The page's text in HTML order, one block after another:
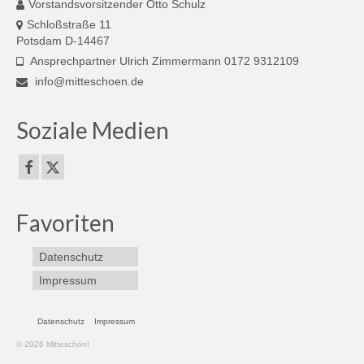
Vorstandsvorsitzender Otto Schulz
Schloßstraße 11
Potsdam D-14467
Ansprechpartner Ulrich Zimmermann 0172 9312109
info@mitteschoen.de
Soziale Medien
Favoriten
Datenschutz
Impressum
Datenschutz Impressum
© 2026 Mitteschön!